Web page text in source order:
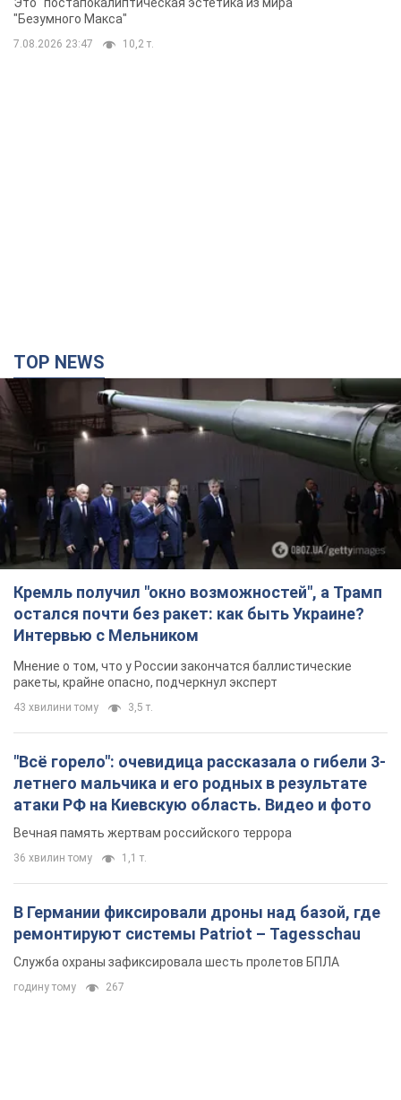
Кремль получил "окно возможностей", а Трамп
остался почти без ракет: как быть Украине?
Интервью с Мельником
Мнение о том, что у России закончатся баллистические
ракеты, крайне опасно, подчеркнул эксперт
43 хвилини тому 3,5 т.
"Всё горело": очевидица рассказала о гибели 3-
летнего мальчика и его родных в результате
атаки РФ на Киевскую область. Видео и фото
36 хвилин тому 1,1 т.
В Германии фиксировали дроны над базой, где
ремонтируют системы Patriot – Tagesschau
Служба охраны зафиксировала шесть пролетов БПЛА
годину тому 267